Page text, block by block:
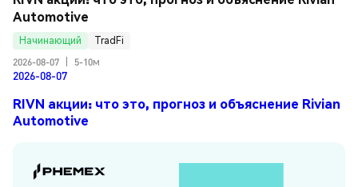
Automotive
Начинающий
TradFi
2026-08-07
5-10м
2026-08-07
RIVN акции: что это, прогноз и объяснение Rivian
Automotive